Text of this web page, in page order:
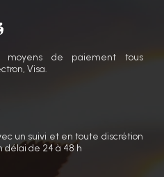
moyens de paiement tous
Visa.
un suivi et en toute discrétion
délai de 24 à 48 h